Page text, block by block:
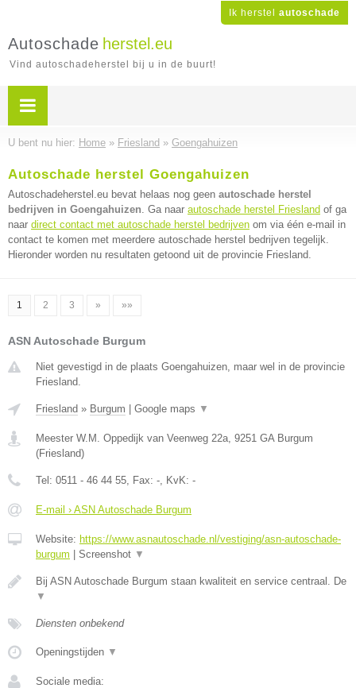
Ik herstel autoschade
Autoschade herstel.eu
Vind autoschadeherstel bij u in de buurt!
U bent nu hier: Home » Friesland » Goengahuizen
Autoschade herstel Goengahuizen
Autoschadeherstel.eu bevat helaas nog geen autoschade herstel
bedrijven in Goengahuizen. Ga naar autoschade herstel Friesland of ga
naar direct contact met autoschade herstel bedrijven om via één e-mail in
contact te komen met meerdere autoschade herstel bedrijven tegelijk.
Hieronder worden nu resultaten getoond uit de provincie Friesland.
1 2 3 » »»
ASN Autoschade Burgum
Niet gevestigd in de plaats Goengahuizen, maar wel in de provincie
Friesland.
Friesland » Burgum Google maps ▼
Meester W.M. Oppedijk van Veenweg 22a, 9251 GA Burgum
(Friesland)
Tel: 0511 - 46 44 55, Fax: -, KvK: -
E-mail › ASN Autoschade Burgum
Website: https://www.asnautoschade.nl/vestiging/asn-autoschade-
burgum
Screenshot ▼
Bij ASN Autoschade Burgum staan kwaliteit en service centraal. De
▼
Diensten onbekend
Openingstijden ▼
Sociale media: